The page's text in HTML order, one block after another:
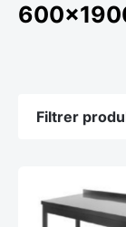
Filtrer